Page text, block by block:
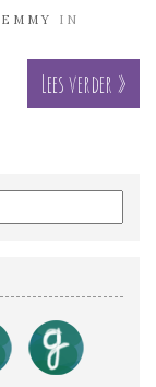
EMMY
IN
Lees verder »